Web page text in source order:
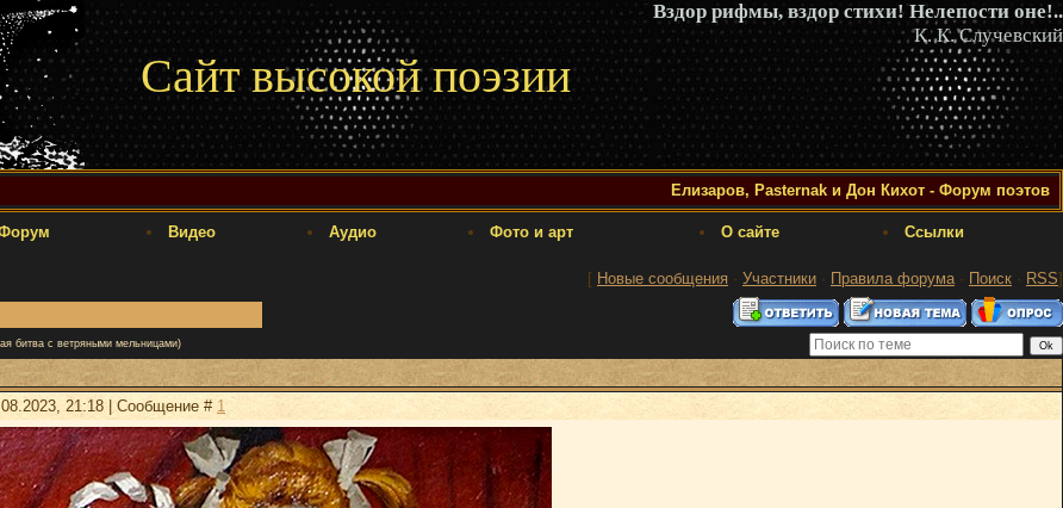
Вздор рифмы, вздор стихи! Нелепости оне!..
К. К. Случевский
Сайт высокой поэзии
Елизаров, Pasternak и Дон Кихот - Форум поэтов
Видео Аудио Фото и арт О сайте Ссылки
[ Новые сообщения · Участники · Правила форума· Поиск · RSS]
битва с ветряными мельницами)
21:18 | Сообщение # 1